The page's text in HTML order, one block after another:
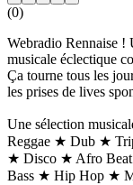
(0)
Webradio Rennaise !
musicale éclectique
Ça tourne tous les
les prises de lives
Une sélection
Reggae ★ Dub ★
★ Disco ★ Afro
Bass ★ Hip Hop ★